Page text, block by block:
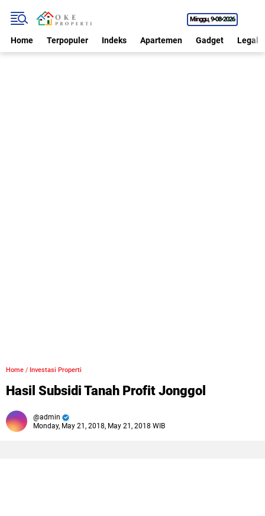
Minggu 9•08•2026
Home Terpopuler Indeks Apartemen Gadget Legal
Home / Investasi Properti
Hasil Subsidi Tanah Profit Jonggol
admin
Monday, May 21, 2018, May 21, 2018 WIB